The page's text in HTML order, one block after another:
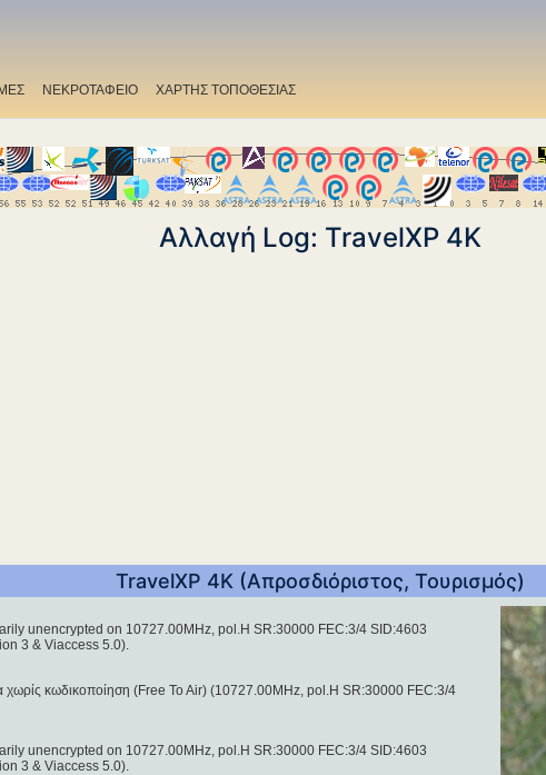
ΝΕΚΡΟΤΑΦΕΙΟ ΧΑΡΤΗΣ ΤΟΠΟΘΕΣΙΑΣ
Αλλαγή Log: TravelXP 4K
TravelXP 4K (Απροσδιόριστος, Τουρισμός)
unencrypted on 10727.00MHz, pol.H SR:30000 FEC:3/4 SID:4603
3 & Viaccess 5.0).
χωρίς κωδικοποίηση (Free To Air) (10727.00MHz, pol.H SR:30000 FEC:3/4
unencrypted on 10727.00MHz, pol.H SR:30000 FEC:3/4 SID:4603
3 & Viaccess 5.0).